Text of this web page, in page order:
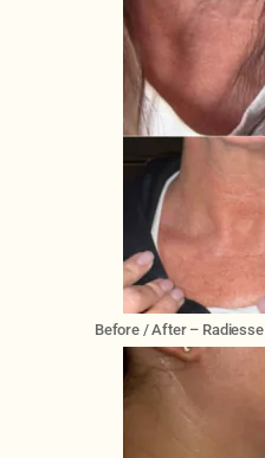
Before / After –